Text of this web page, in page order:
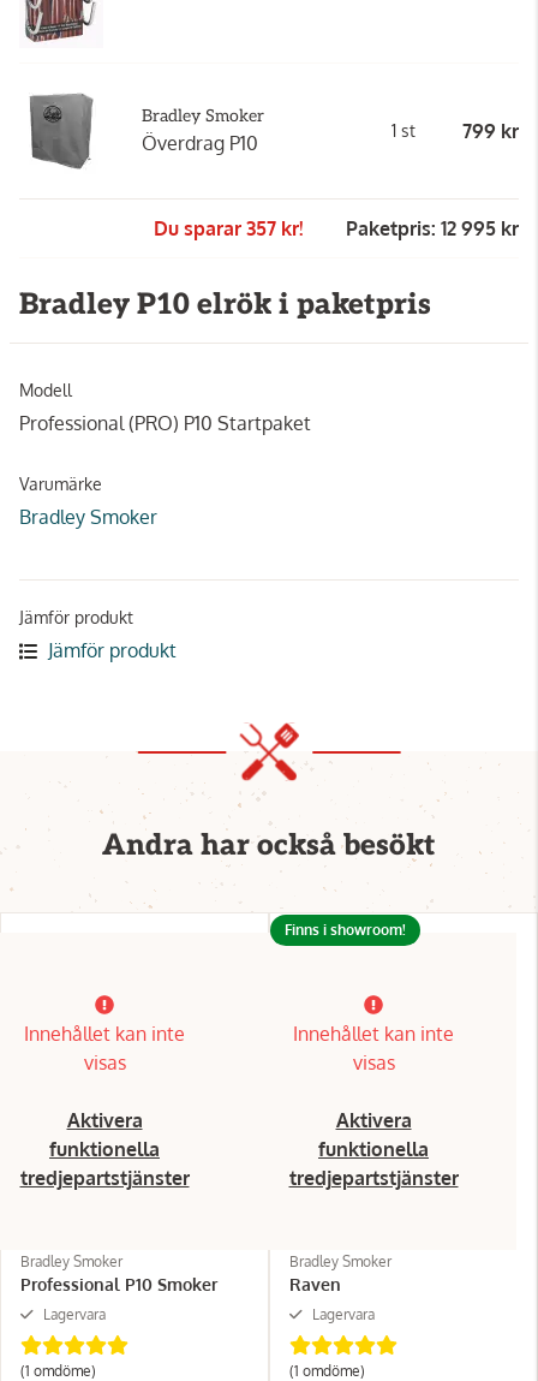
Bradley Smoker
Överdrag P10
1 st 799 kr
Du sparar 357 kr! Paketpris: 12 995 kr
Bradley P10 elrök i paketpris
Modell
Professional (PRO) P10 Startpaket
Varumärke
Bradley Smoker
Jämför produkt
Jämför produkt
Andra har också besökt
Innehållet kan inte
visas
Aktivera
funktionella
tredjepartstjänster
Bradley Smoker
Professional P10 Smoker
Lagervara
(1 omdöme)
Innehållet kan inte
visas
Aktivera
funktionella
tredjepartstjänster
Bradley Smoker
Raven
Lagervara
(1 omdöme)
Finns i showroom!